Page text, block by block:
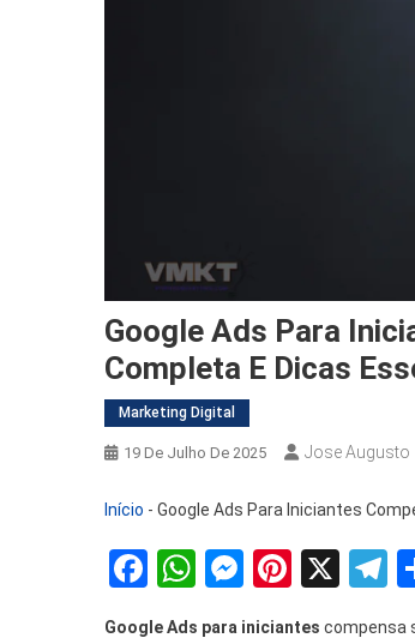
Google Ads Para
Completa E Dicas
Marketing Digital
19 De Julho De 2025 Jose Augusto
Início - Google Ads Para Iniciantes
Facebook
WhatsApp
X
Google Ads para iniciantes compensa